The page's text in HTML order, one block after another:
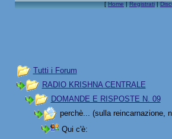
[Home|Registrati|
Tutti i Forum
RADIO KRISHNA CENTRALE
DOMANDE E RISPOSTE N. 09
perchè... (sulla reincarnazione,
Qui c'è: